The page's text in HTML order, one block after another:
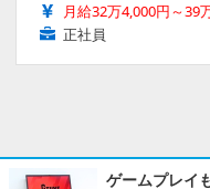
月給32万4,000円～39
正社員
ゲームプレイ